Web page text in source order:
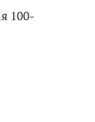
100-